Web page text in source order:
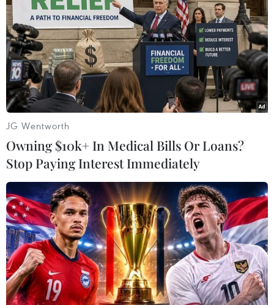
Theo dõi VietnamPlus
TIN LIÊN QUAN
JG Wentworth
Owning $10k+ In Medical Bills Or Loans?
Stop Paying Interest Immediately